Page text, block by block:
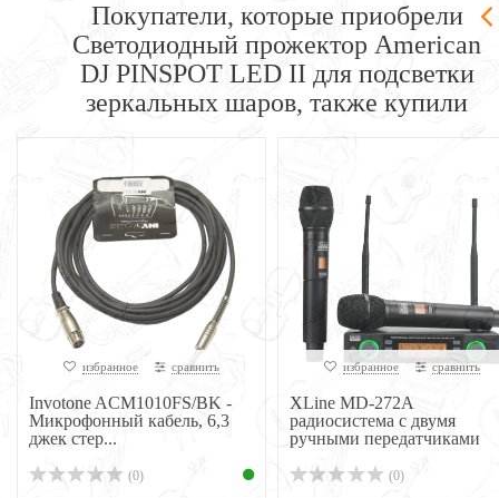
Покупатели, которые приобрели
Cветодиодный прожектор American
DJ PINSPOT LED II для подсветки
зеркальных шаров, также купили
избранное сравнить
Invotone ACM1010FS/BK -
Микрофонный кабель, 6,3
джек стер...
(0)
избранное сравнить
XLine MD-272A
радиосистема c двумя
ручными передатчиками
(0)